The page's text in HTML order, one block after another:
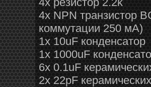
4x NPN транзистор
коммутации 250 мА)
1x 10uF конденсатор
1x 1000uF
6x 0.1uF
2x 22pF